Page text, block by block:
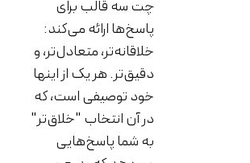
چت سه قالب برای
پاسخ‌ها ارائه می‌کند:
خلاقانه‌تر، متعادل‌تر، و
دقیق‌تر. هر یک از اینها
خود توصیفی است، که
در آن انتخاب "خلاق‌تر"
به شما پاسخ‌هایی